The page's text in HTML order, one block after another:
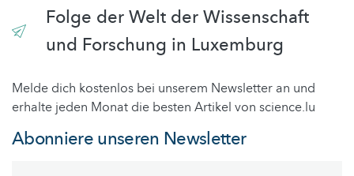
Folge der Welt der Wissenschaft
und Forschung in Luxemburg
Melde dich kostenlos bei unserem Newsletter an und
erhalte jeden Monat die besten Artikel von science.lu
Abonniere unseren Newsletter